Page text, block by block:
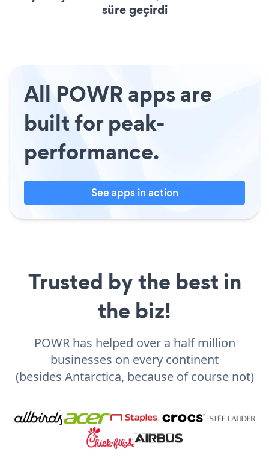
süre geçirdi
All POWR apps are
built for peak-
performance.
See apps in action
Trusted by the best in
the biz!
POWR has helped over a half million
businesses on every continent
(besides Antarctica, because of course not)